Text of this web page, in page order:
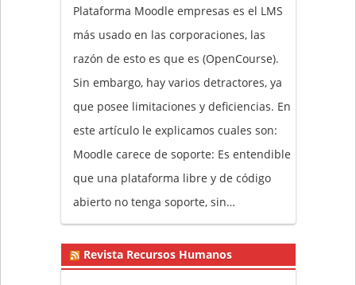
Plataforma Moodle empresas es el LMS
más usado en las corporaciones, las
razón de esto es que es (OpenCourse).
Sin embargo, hay varios detractores, ya
que posee limitaciones y deficiencias. En
este artículo le explicamos cuales son:
Moodle carece de soporte: Es entendible
que una plataforma libre y de código
abierto no tenga soporte, sin…
Revista Recursos Humanos